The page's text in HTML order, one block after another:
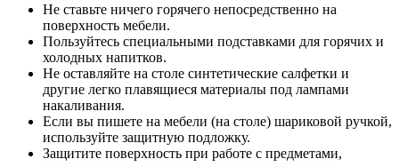
Не ставьте ничего горячего непосредственно на
поверхность мебели.
Пользуйтесь специальными подставками для горячих и
холодных напитков.
Не оставляйте на столе синтетические салфетки и
другие легко плавящиеся материалы под лампами
накаливания.
Если вы пишете на мебели (на столе) шариковой ручкой,
используйте защитную подложку.
Защитите поверхность при работе с предметами,